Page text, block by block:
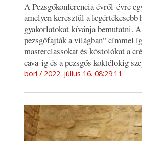
A Pezsgőkonferencia évről-évre
amelyen keresztül a
gyakorlatokat kívánja bemutatni.
pezsgőfajták a világban” címmel
masterclassokat és kóstolókat a
cava-ig és a pezsgős koktélokig
bori 2022. július 16. 08:29:11